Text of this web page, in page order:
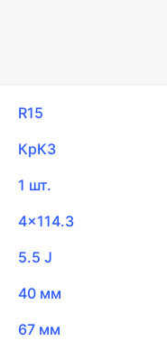
R15
КрКЗ
1 шт.
4x114.3
5.5 J
40 мм
67 мм